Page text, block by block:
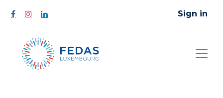
Sign in